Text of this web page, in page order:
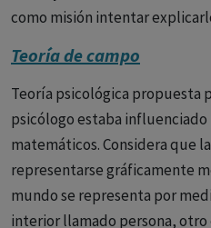
como misión intentar
Teoría de campo
Teoría psicológica propuesta
psicólogo estaba
matemáticos. Considera que
representarse gráficamente
mundo se representa por
interior llamado persona,